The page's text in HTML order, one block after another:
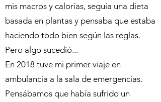
mis macros y calorías, seguía una dieta
basada en plantas y pensaba que estaba
haciendo todo bien según las reglas.
Pero algo sucedió...
En 2018 tuve mi primer viaje en
ambulancia a la sala de emergencias.
Pensábamos que había sufrido un